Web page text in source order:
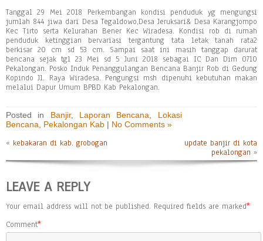
Tanggal 29 Mei 2018 Perkembangan kondisi penduduk yg mengungsi
jumlah 844 jiwa dari Desa Tegaldowo,Desa Jeruksari& Desa Karangjompo
Kec Tirto serta Kelurahan Bener Kec Wiradesa. Kondisi rob di rumah
penduduk ketinggian bervariasi tergantung tata letak tanah rata2
berkisar 20 cm sd 53 cm. Sampai saat ini masih tanggap darurat
bencana sejak tgl 23 Mei sd 5 Juni 2018 sebagai IC Dan Dim 0710
Pekalongan. Posko Induk Penanggulangan Bencana Banjir Rob di Gedung
Kopindo Jl. Raya Wiradesa. Pengungsi msh dipenuhi kebutuhan makan
melalui Dapur Umum BPBD Kab Pekalongan.
Posted in Banjir, Laporan Bencana
Lokasi
Bencana
Pekalongan Kab | No Comments »
« kebakaran di kab. grobogan
update banjir di kota
pekalongan »
LEAVE A REPLY
Your email address will not be published. Required fields are marked*
Comment*